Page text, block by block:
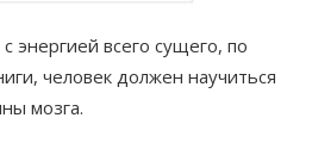
энергией всего сущего, по
человек должен научиться
мозга.